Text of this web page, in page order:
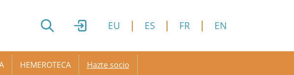
EU ES FR EN
HEMEROTECA
Secondary menu
Hazte socio